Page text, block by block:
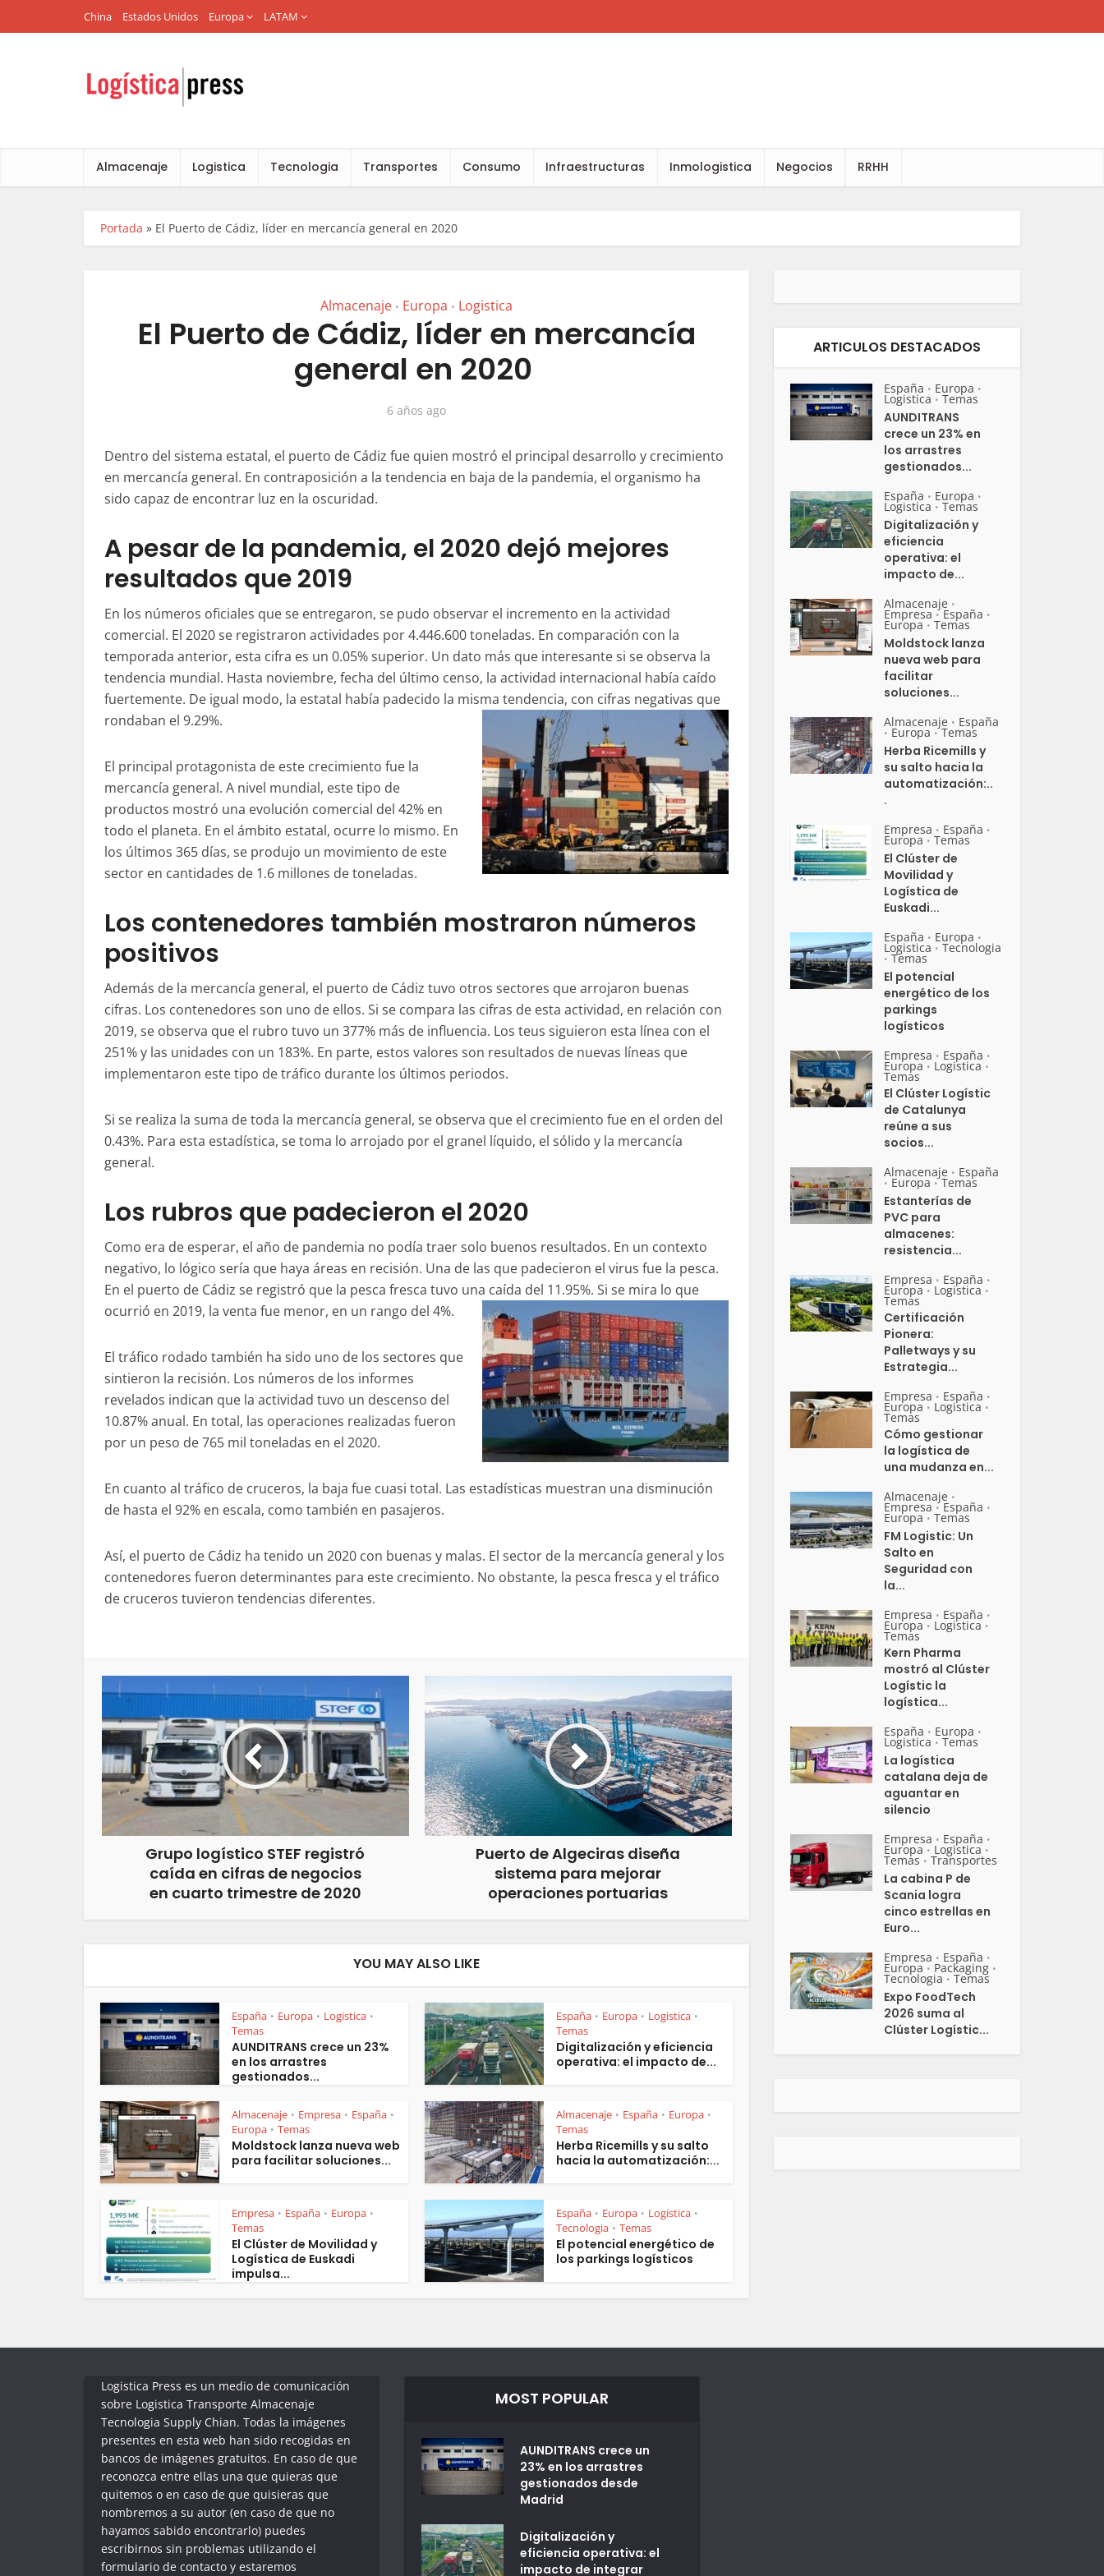
China Estados Unidos Europa LATAM
Almacenaje Logistica Tecnologia Transportes Consumo Infraestructuras Inmologistica Negocios RRHH
Portada » El Puerto de Cádiz, líder en mercancía general en 2020
Almacenaje • Europa • Logistica
El Puerto de Cádiz, líder en mercancía
general en 2020
6 años ago
Dentro del sistema estatal, el puerto de Cádiz fue quien mostró el principal desarrollo y crecimiento
en mercancía general. En contraposición a la tendencia en baja de la pandemia, el organismo ha
sido capaz de encontrar luz en la oscuridad.
A pesar de la pandemia, el 2020 dejó mejores
resultados que 2019
En los números oficiales que se entregaron, se pudo observar el incremento en la actividad
comercial. El 2020 se registraron actividades por 4.446.600 toneladas. En comparación con la
temporada anterior, esta cifra es un 0.05% superior. Un dato más que interesante si se observa la
tendencia mundial. Hasta noviembre, fecha del último censo, la actividad internacional había caído
fuertemente. De igual modo, la estatal había padecido la misma tendencia, con cifras negativas que
rondaban el 9.29%.
El principal protagonista de este crecimiento fue la
mercancía general. A nivel mundial, este tipo de
productos mostró una evolución comercial del 42% en
todo el planeta. En el ámbito estatal, ocurre lo mismo. En
los últimos 365 días, se produjo un movimiento de este
sector en cantidades de 1.6 millones de toneladas.
Los contenedores también mostraron números
positivos
Además de la mercancía general, el puerto de Cádiz tuvo otros sectores que arrojaron buenas
cifras. Los contenedores son uno de ellos. Si se compara las cifras de esta actividad, en relación con
2019, se observa que el rubro tuvo un 377% más de influencia. Los teus siguieron esta línea con el
251% y las unidades con un 183%. En parte, estos valores son resultados de nuevas líneas que
implementaron este tipo de tráfico durante los últimos periodos.
Si se realiza la suma de toda la mercancía general, se observa que el crecimiento fue en el orden del
0.43%. Para esta estadística, se toma lo arrojado por el granel líquido, el sólido y la mercancía
general.
Los rubros que padecieron el 2020
Como era de esperar, el año de pandemia no podía traer solo buenos resultados. En un contexto
negativo, lo lógico sería que haya áreas en recisión. Una de las que padecieron el virus fue la pesca.
En el puerto de Cádiz se registró que la pesca fresca tuvo una caída del 11.95%. Si se mira lo que
ocurrió en 2019, la venta fue menor, en un rango del 4%.
El tráfico rodado también ha sido uno de los sectores que
sintieron la recisión. Los números de los informes
revelados indican que la actividad tuvo un descenso del
10.87% anual. En total, las operaciones realizadas fueron
por un peso de 765 mil toneladas en el 2020.
En cuanto al tráfico de cruceros, la baja fue cuasi total. Las estadísticas muestran una disminución
de hasta el 92% en escala, como también en pasajeros.
Así, el puerto de Cádiz ha tenido un 2020 con buenas y malas. El sector de la mercancía general y los
contenedores fueron determinantes para este crecimiento. No obstante, la pesca fresca y el tráfico
de cruceros tuvieron tendencias diferentes.
Grupo logístico STEF registró
caída en cifras de negocios
en cuarto trimestre de 2020
Puerto de Algeciras diseña
sistema para mejorar
operaciones portuarias
YOU MAY ALSO LIKE
España • Europa • Logistica •
Temas
AUNDITRANS crece un 23%
en los arrastres
gestionados...
España • Europa • Logistica •
Temas
Digitalización y eficiencia
operativa: el impacto de...
Almacenaje • Empresa • España •
Europa • Temas
Moldstock lanza nueva web
para facilitar soluciones...
Almacenaje • España • Europa •
Temas
Herba Ricemills y su salto
hacia la automatización:...
Empresa • España • Europa •
Temas
El Clúster de Movilidad y
Logística de Euskadi
impulsa...
España • Europa • Logistica •
Tecnologia • Temas
El potencial energético de
los parkings logísticos
ARTICULOS DESTACADOS
España • Europa •
Logistica • Temas
AUNDITRANS
crece un 23% en
los arrastres
gestionados...
España • Europa •
Logistica • Temas
Digitalización y
eficiencia
operativa: el
impacto de...
Almacenaje •
Empresa • España •
Europa • Temas
Moldstock lanza
nueva web para
facilitar
soluciones...
Almacenaje • España
• Europa • Temas
Herba Ricemills y
su salto hacia la
automatización:..
.
Empresa • España •
Europa • Temas
El Clúster de
Movilidad y
Logística de
Euskadi...
España • Europa •
Logistica • Tecnologia
• Temas
El potencial
energético de los
parkings
logísticos
Empresa • España •
Europa • Logistica •
Temas
El Clúster Logístic
de Catalunya
reúne a sus
socios...
Almacenaje • España
• Europa • Temas
Estanterías de
PVC para
almacenes:
resistencia...
Empresa • España •
Europa • Logistica •
Temas
Certificación
Pionera:
Palletways y su
Estrategia...
Empresa • España •
Europa • Logistica •
Temas
Cómo gestionar
la logística de
una mudanza en...
Almacenaje •
Empresa • España •
Europa • Temas
FM Logistic: Un
Salto en
Seguridad con
la...
Empresa • España •
Europa • Logistica •
Temas
Kern Pharma
mostró al Clúster
Logístic la
logística...
España • Europa •
Logistica • Temas
La logística
catalana deja de
aguantar en
silencio
Empresa • España •
Europa • Logistica •
Temas • Transportes
La cabina P de
Scania logra
cinco estrellas en
Euro...
Empresa • España •
Europa • Packaging •
Tecnologia • Temas
Expo FoodTech
2026 suma al
Clúster Logístic...
Logistica Press es un medio de comunicación
sobre Logistica Transporte Almacenaje
Tecnologia Supply Chian. Todas la imágenes
presentes en esta web han sido recogidas en
bancos de imágenes gratuitos. En caso de que
reconozca entre ellas una que quieras que
quitemos o en caso de que quisieras que
nombremos a su autor (en caso de que no
hayamos sabido encontrarlo) puedes
escribirnos sin problemas utilizando el
formulario de contacto y estaremos
MOST POPULAR
AUNDITRANS crece un
23% en los arrastres
gestionados desde
Madrid
Digitalización y
eficiencia operativa: el
impacto de integrar